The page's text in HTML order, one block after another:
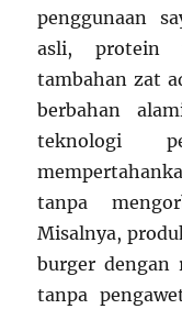
penggunaan
asli, protein
tambahan zat
berbahan
teknologi
tanpa
Misalnya,
burger
tanpa